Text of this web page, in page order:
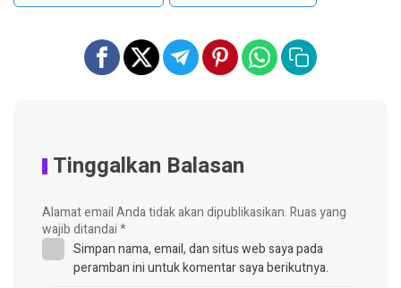
Tinggalkan Balasan
Alamat email Anda tidak akan dipublikasikan.Ruas yang
wajib ditandai*
Simpan nama, email, dan situs web saya pada
peramban ini untuk komentar saya berikutnya.